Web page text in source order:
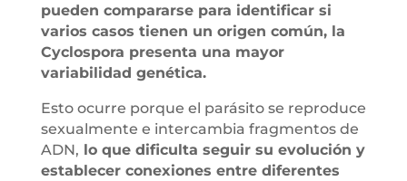
pueden compararse para identificar si
varios casos tienen un origen común, la
Cyclospora presenta una mayor
variabilidad genética.
Esto ocurre porque el parásito se reproduce
sexualmente e intercambia fragmentos de
ADN, lo que dificulta seguir su evolución y
establecer conexiones entre diferentes